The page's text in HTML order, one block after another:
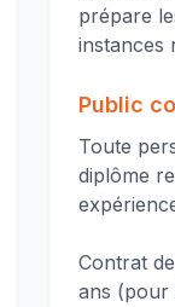
prépare
instances
Public
Toute
diplôme
Contrat
ans (pour